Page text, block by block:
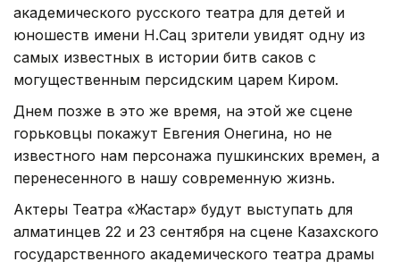
академического русского театра для детей и
юношеств имени Н.Сац зрители увидят одну из
самых известных в истории битв саков с
могущественным персидским царем Киром.
Днем позже в это же время, на этой же сцене
горьковцы покажут Евгения Онегина, но не
известного нам персонажа пушкинских времен, а
перенесенного в нашу современную жизнь.
Актеры Театра «Жастар» будут выступать для
алматинцев 22 и 23 сентября на сцене Казахского
государственного академического театра драмы